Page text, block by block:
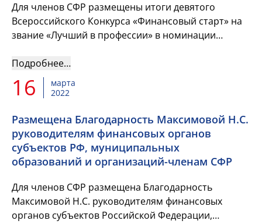
Для членов СФР размещены итоги девятого
Всероссийского Конкурса «Финансовый старт» на
звание «Лучший в профессии» в номинации
победителей и лауреатов. &nbs...
Подробнее…
16
марта
2022
Размещена Благодарность Максимовой Н.С.
руководителям финансовых органов
субъектов РФ, муниципальных
образований и организаций-членам СФР
Для членов СФР размещена Благодарность
Максимовой Н.С. руководителям финансовых
органов субъектов Российской Федерации,